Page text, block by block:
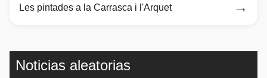
Les pintades a la Carrasca i l'Arquet →
Noticias aleatorias